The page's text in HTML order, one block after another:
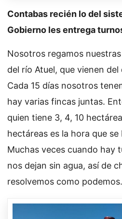
Contabas recién lo del
Gobierno les entrega
Nosotros regamos
del río Atuel, que vienen
Cada 15 días nosotros
hay varias fincas juntas.
quien tiene 3, 4, 10
hectáreas es la hora que se
Muchas veces cuando hay
nos dejan sin agua, así de
resolvemos como podemos.